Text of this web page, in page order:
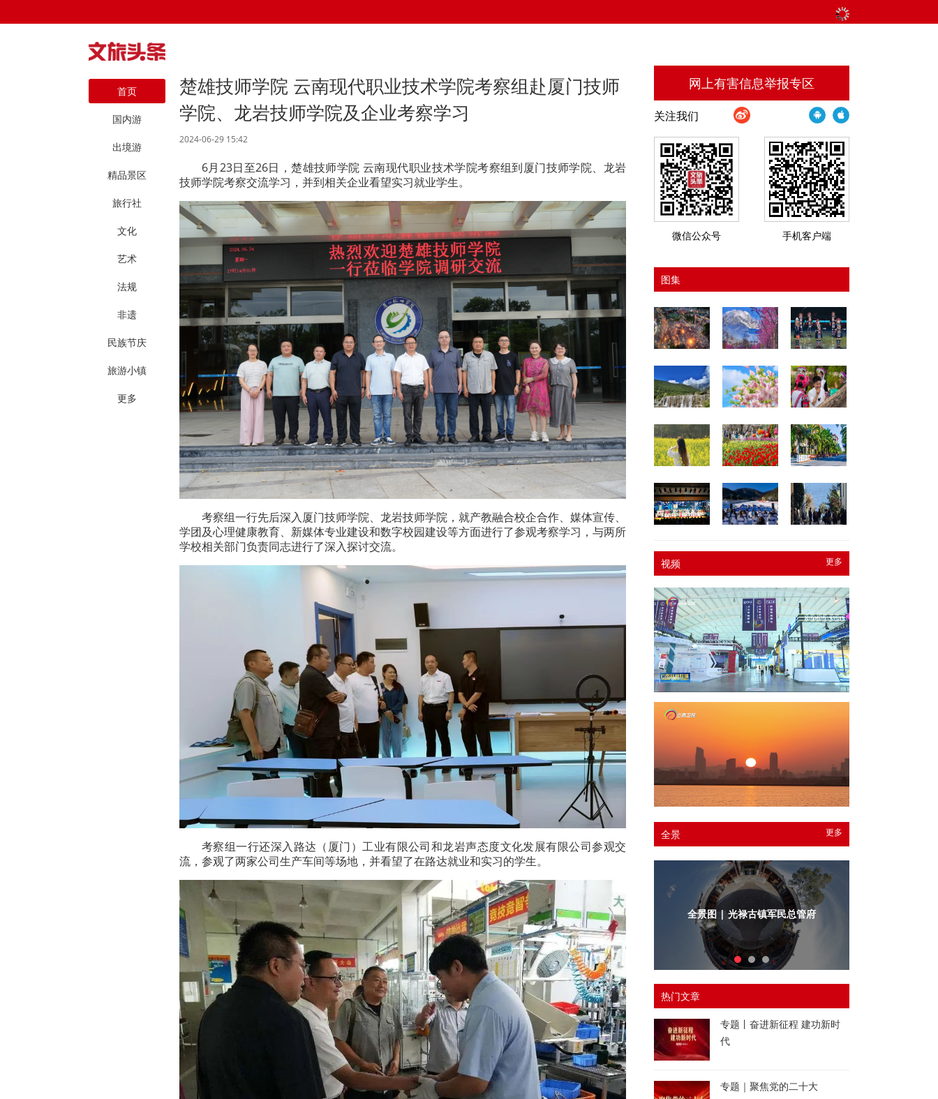
首页
国内游
出境游
精品景区
旅行社
文化
艺术
法规
非遗
民族节庆
旅游小镇
更多
楚雄技师学院 云南现代职业技术学院考察组赴厦门技师
学院、龙岩技师学院及企业考察学习
2024-06-29 15:42
6月23日至26日，楚雄技师学院 云南现代职业技术学院考察组到厦门技师学院、龙岩
技师学院考察交流学习，并到相关企业看望实习就业学生。
考察组一行先后深入厦门技师学院、龙岩技师学院，就产教融合校企合作、媒体宣传、
学团及心理健康教育、新媒体专业建设和数字校园建设等方面进行了参观考察学习，与两所
学校相关部门负责同志进行了深入探讨交流。
考察组一行还深入路达（厦门）工业有限公司和龙岩声态度文化发展有限公司参观交
流，参观了两家公司生产车间等场地，并看望了在路达就业和实习的学生。
网上有害信息举报专区
关注我们
微信公众号 手机客户端
图集
更多
视频
更多
全景
全景图 | 光禄古镇军民总管府
热门文章
专题丨奋进新征程 建功新时
代
专题｜聚焦党的二十大